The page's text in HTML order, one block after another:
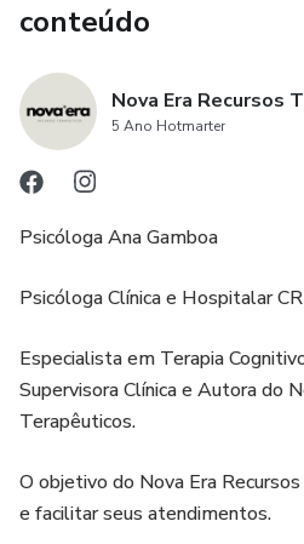
✔️ Técnicas de relaxamento e
✔️ Psicoeducação do medo real e
✔️ Dessensibilização sistemática
exposição!)
✔️ Atividades lúdicas e divertidas
✔️ Certificado de Coragem para o
Material com acesso imediato,
imprimir e utilizar quantas vezes
conteúdo
Nova Era Recursos
5 Ano Hotmarter
Psicóloga Ana Gamboa
Psicóloga Clínica e Hospitalar
Especialista em Terapia
Supervisora Clínica e Autora do
Terapêuticos.
O objetivo do Nova Era
e facilitar seus atendimentos.